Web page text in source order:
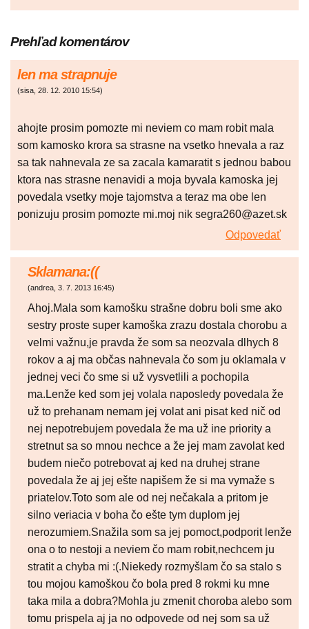
Prehľad komentárov
len ma strapnuje
(sisa, 28. 12. 2010 15:54)
ahojte prosim pomozte mi neviem co mam robit mala
som kamosko krora sa strasne na vsetko hnevala a raz
sa tak nahnevala ze sa zacala kamaratit s jednou babou
ktora nas strasne nenavidi a moja byvala kamoska jej
povedala vsetky moje tajomstva a teraz ma obe len
ponizuju prosim pomozte mi.moj nik segra260@azet.sk
Odpovedať
Sklamana:((
(andrea, 3. 7. 2013 16:45)
Ahoj.Mala som kamošku strašne dobru boli sme ako
sestry proste super kamoška zrazu dostala chorobu a
velmi važnu,je pravda že som sa neozvala dlhych 8
rokov a aj ma občas nahnevala čo som ju oklamala v
jednej veci čo sme si už vysvetlili a pochopila
ma.Lenže ked som jej volala naposledy povedala že
už to prehanam nemam jej volat ani pisat ked nič od
nej nepotrebujem povedala že ma už ine priority a
stretnut sa so mnou nechce a že jej mam zavolat ked
budem niečo potrebovat aj ked na druhej strane
povedala že aj jej ešte napišem že si ma vymaže s
priatelov.Toto som ale od nej nečakala a pritom je
silno veriacia v boha čo ešte tym duplom jej
nerozumiem.Snažila som sa jej pomoct,podporit lenže
ona o to nestoji a neviem čo mam robit,nechcem ju
stratit a chyba mi :(.Niekedy rozmyšlam čo sa stalo s
tou mojou kamoškou čo bola pred 8 rokmi ku mne
taka mila a dobra?Mohla ju zmenit choroba alebo som
tomu prispela aj ja no odpovede od nej som sa už